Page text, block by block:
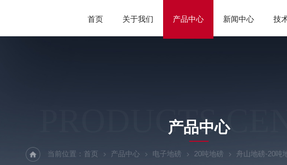
首页 关于我们 产品中心 新闻中心 技
PRODUCTS
产品中心
当前位置： 首页 产品中心 电子地磅 20吨地磅 舟山地磅-20吨